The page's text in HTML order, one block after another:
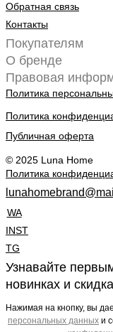
Обратная связь
Контакты
Покупателям
О бренде
Правовая
Политика
Политика
Публичная оферта
© 2025 Luna Home
Политика
WA
INST
TG
Узнавайте
новинках и
Нажимая на кнопку, вы
персональных данных и